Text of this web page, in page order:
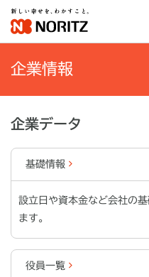
企業情報
企業データ
基礎情報
設立日や資本金など会社の
ます。
役員一覧